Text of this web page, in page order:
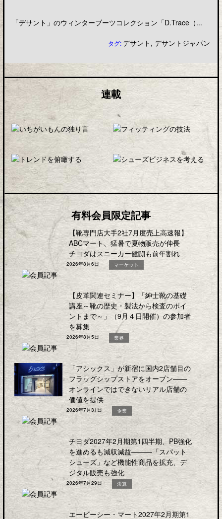
「デサント」のウィンターブーツコレクション「D.Trace（...
タグ:デサント ,デサントジャパン
連載
有料会員限定記事
【靴専門店大手2社7月度売上高速報】
ABCマート、猛暑で夏物販売が伸長
チヨダはスニーカー健闘も前年割れ
2026年8月6日 マーケット
【皮革関連セミナー】「紳士靴の基礎
講座～靴の歴史・製法から検査のポイ
ントまで～」（9月４日開催）の参加者
を募集
2026年8月5日 業界
「アシックス」が新宿に国内2店舗目の
フラッグシップストアをオープン――
オンラインではできないリアル店舗の
価値を提供
2026年7月31日 企業
チヨダ2027年2月期第1四半期、PB強化
を進めるも減収減益―――「スパット
シューズ」など機能性商品を拡充、デ
ジタル販売も強化
2026年7月29日 決算
エービーシー・マート2027年2月期第1